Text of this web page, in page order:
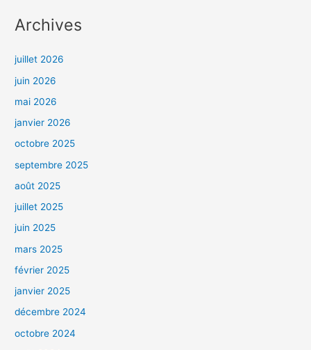
Archives
juillet 2026
juin 2026
mai 2026
janvier 2026
octobre 2025
septembre 2025
août 2025
juillet 2025
juin 2025
mars 2025
février 2025
janvier 2025
décembre 2024
octobre 2024